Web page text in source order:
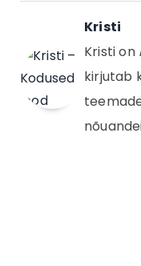
Kristi
Kristi on
kirjutab